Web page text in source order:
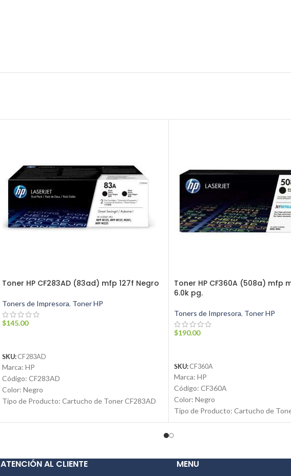
Toner HP CF283AD (83ad) mfp 127f Negro
Toners de Impresora, Toner HP
$145.00
SKU: CF283AD
Marca: HP
Código: CF283AD
Color: Negro
Tipo de Producto: Cartucho de Toner CF283AD
Rendimiento: Hasta 1500 páginas C/U
Email:ventas@jynsuministros.com
📱 WhatsApp: 51 991 864 930
Toner HP CF360A (508a) mfp
6.0k pg.
Toners de Impresora, Toner HP
$190.00
SKU: CF360A
Marca: HP
Código: CF360A
Color: Negro
Tipo de Producto: Cartucho de
Tecnología de impresión: Laser
Email:ventas@jynsuministros.com
ATENCIÓN AL CLIENTE MENU